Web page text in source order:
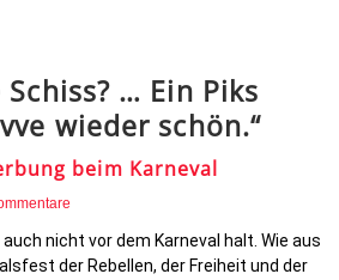
… Ein Piks
wieder schön.“
beim Karneval
nicht vor dem Karneval halt. Wie aus
der Rebellen, der Freiheit und der